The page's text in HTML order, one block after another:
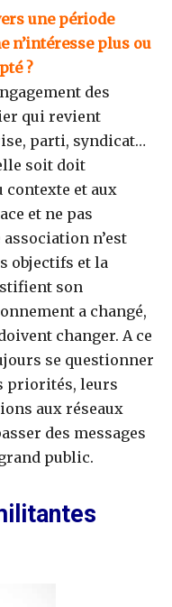
une période
n’intéresse plus ou
?
des
qui revient
parti, syndicat…
soit doit
contexte et aux
et ne pas
n’est
objectifs et la
son
a changé,
changer. A ce
se questionner
priorités, leurs
aux réseaux
des messages
public.